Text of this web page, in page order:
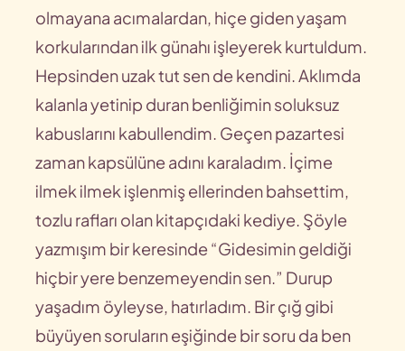
olmayana acımalardan, hiçe giden yaşam
korkularından ilk günahı işleyerek kurtuldum.
Hepsinden uzak tut sen de kendini. Aklımda
kalanla yetinip duran benliğimin soluksuz
kabuslarını kabullendim. Geçen pazartesi
zaman kapsülüne adını karaladım. İçime
ilmek ilmek işlenmiş ellerinden bahsettim,
tozlu rafları olan kitapçıdaki kediye. Şöyle
yazmışım bir keresinde “Gidesimin geldiği
hiçbir yere benzemeyendin sen.” Durup
yaşadım öyleyse, hatırladım. Bir çığ gibi
büyüyen soruların eşiğinde bir soru da ben